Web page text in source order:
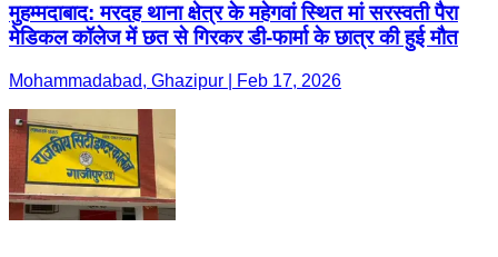
मुहम्मदाबाद: मरदह थाना क्षेत्र के महेगवां स्थित मां सरस्वती पैरा
मेडिकल कॉलेज में छत से गिरकर डी-फार्मा के छात्र की हुई मौत
Mohammadabad, Ghazipur | Feb 17, 2026